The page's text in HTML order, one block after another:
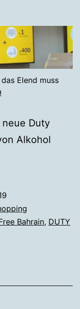
Elend muss
Duty
Alkohol
Bahrain, DUTY